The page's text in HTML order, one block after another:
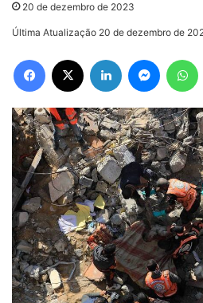
20 de dezembro de 2023
Última Atualização 20 de dezembro de
Facebook Linkedin